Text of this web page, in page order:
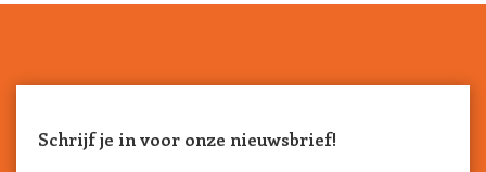
Schrijf je in voor onze nieuwsbrief!